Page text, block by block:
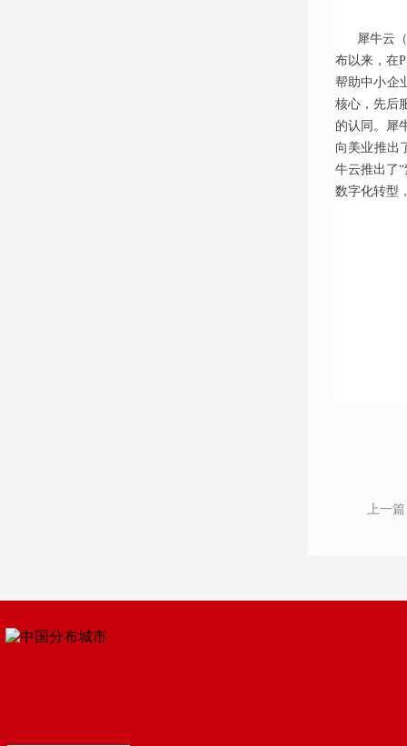
犀牛云
布以来，在
帮助中小企
核心，先后
的认同。犀
向美业推出
牛云推出了
数字化转型
上一